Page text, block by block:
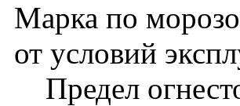
Марка по
от условий
Предел